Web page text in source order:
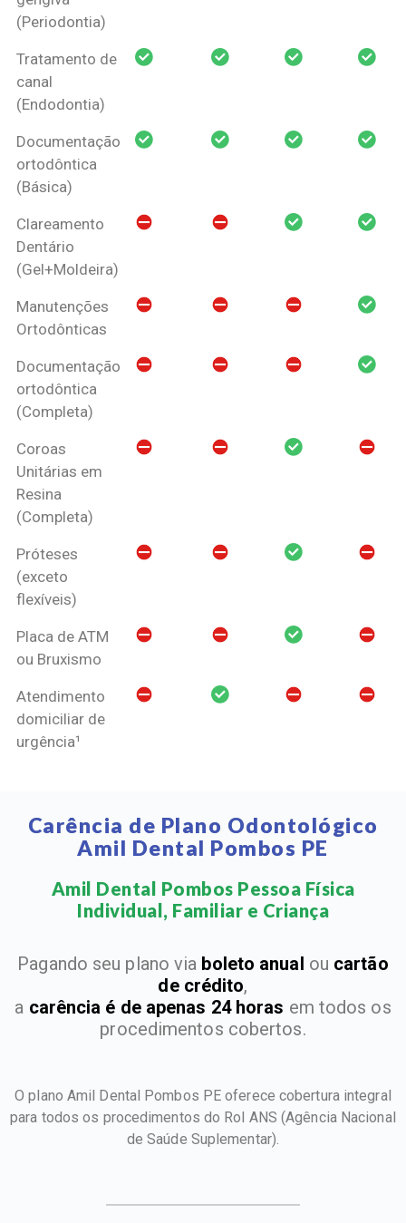
(Periodontia)
Tratamento de
canal
(Endodontia)
Documentação
ortodôntica
(Básica)
Clareamento
Dentário
(Gel+Moldeira)
Manutenções
Ortodônticas
Documentação
ortodôntica
(Completa)
Coroas
Unitárias em
Resina
(Completa)
Próteses
(exceto
flexíveis)
Placa de ATM
ou Bruxismo
Atendimento
domiciliar de
urgência¹
Carência de Plano Odontológico
Amil Dental Pombos PE
Amil Dental Pombos Pessoa Física
Individual, Familiar e Criança​
Pagando seu plano via boleto anual ou cartão
de crédito,
a carência é de apenas 24 horas em todos os
procedimentos cobertos.
O plano Amil Dental Pombos PE oferece cobertura integral
para todos os procedimentos do Rol ANS(Agência Nacional
de Saúde Suplementar).